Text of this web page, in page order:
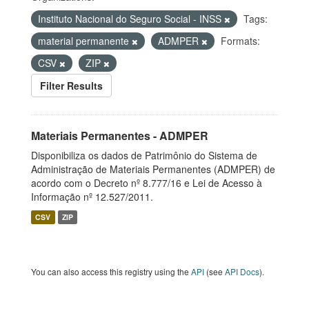
Instituto Nacional do Seguro Social - INSS
Tags:
material permanente
ADMPER
Formats:
CSV
ZIP
Filter Results
Materiais Permanentes - ADMPER
Disponibiliza os dados de Patrimônio do Sistema de
Administração de Materiais Permanentes (ADMPER) de
acordo com o Decreto nº 8.777/16 e Lei de Acesso à
Informação nº 12.527/2011.
CSV ZIP
You can also access this registry using the API (see API Docs).